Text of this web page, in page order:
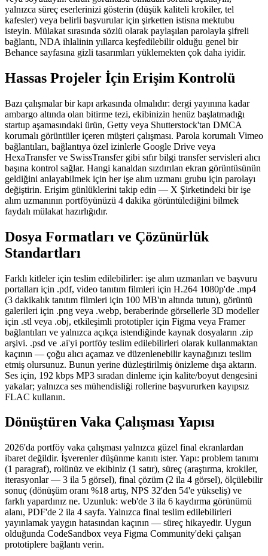
yalnızca süreç eserlerinizi gösterin (düşük kaliteli krokiler, tel
kafesler) veya belirli başvurular için şirketten istisna mektubu
isteyin. Mülakat sırasında sözlü olarak paylaşılan parolayla şifreli
bağlantı, NDA ihlalinin yıllarca keşfedilebilir olduğu genel bir
Behance sayfasına gizli tasarımları yüklemekten çok daha iyidir.
Hassas Projeler İçin Erişim Kontrolü
Bazı çalışmalar bir kapı arkasında olmalıdır: dergi yayınına kadar
ambargo altında olan bitirme tezi, ekibinizin henüz başlatmadığı
startup aşamasındaki ürün, Getty veya Shutterstock'tan DMCA
korumalı görüntüler içeren müşteri çalışması. Parola korumalı Vimeo
bağlantıları, bağlantıya özel izinlerle Google Drive veya
HexaTransfer ve SwissTransfer gibi sıfır bilgi transfer servisleri alıcı
başına kontrol sağlar. Hangi kanaldan sızdırılan ekran görüntüsünün
geldiğini anlayabilmek için her işe alım uzmanı grubu için parolayı
değiştirin. Erişim günlüklerini takip edin — X Şirketindeki bir işe
alım uzmanının portföyünüzü 4 dakika görüntülediğini bilmek
faydalı mülakat hazırlığıdır.
Dosya Formatları ve Çözünürlük
Standartları
Farklı kitleler için teslim edilebilirler: işe alım uzmanları ve başvuru
portalları için .pdf, video tanıtım filmleri için H.264 1080p'de .mp4
(3 dakikalık tanıtım filmleri için 100 MB'ın altında tutun), görüntü
galerileri için .png veya .webp, beraberinde görsellerle 3D modeller
için .stl veya .obj, etkileşimli prototipler için Figma veya Framer
bağlantıları ve yalnızca açıkça istendiğinde kaynak dosyaların .zip
arşivi. .psd ve .ai'yi portföy teslim edilebilirleri olarak kullanmaktan
kaçının — çoğu alıcı açamaz ve düzenlenebilir kaynağınızı teslim
etmiş olursunuz. Bunun yerine düzleştirilmiş önizleme dışa aktarın.
Ses için, 192 kbps MP3 sıradan dinleme için kalite/boyut dengesini
yakalar; yalnızca ses mühendisliği rollerine başvururken kayıpsız
FLAC kullanın.
Dönüştüren Vaka Çalışması Yapısı
2026'da portföy vaka çalışması yalnızca güzel final ekranlardan
ibaret değildir. İşverenler düşünme kanıtı ister. Yapı: problem tanımı
(1 paragraf), rolünüz ve ekibiniz (1 satır), süreç (araştırma, krokiler,
iterasyonlar — 3 ila 5 görsel), final çözüm (2 ila 4 görsel), ölçülebilir
sonuç (dönüşüm oranı %18 artış, NPS 32'den 54'e yükseliş) ve
farklı yapardınız ne. Uzunluk: web'de 3 ila 6 kaydırma görünümü
alanı, PDF'de 2 ila 4 sayfa. Yalnızca final teslim edilebilirleri
yayınlamak yaygın hatasından kaçının — süreç hikayedir. Uygun
olduğunda CodeSandbox veya Figma Community'deki çalışan
prototiplere bağlantı verin.